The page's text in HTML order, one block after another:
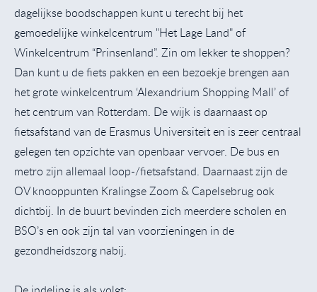
dagelijkse boodschappen kunt u terecht bij het
gemoedelijke winkelcentrum "Het Lage Land" of
Winkelcentrum “Prinsenland”. Zin om lekker te shoppen?
Dan kunt u de fiets pakken en een bezoekje brengen aan
het grote winkelcentrum ‘Alexandrium Shopping Mall’ of
het centrum van Rotterdam. De wijk is daarnaast op
fietsafstand van de Erasmus Universiteit en is zeer centraal
gelegen ten opzichte van openbaar vervoer. De bus en
metro zijn allemaal loop-/fietsafstand. Daarnaast zijn de
OV knooppunten Kralingse Zoom & Capelsebrug ook
dichtbij. In de buurt bevinden zich meerdere scholen en
BSO’s en ook zijn tal van voorzieningen in de
gezondheidszorg nabij.